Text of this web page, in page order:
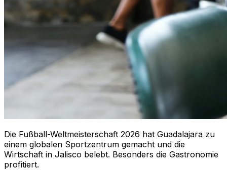
Die Fußball-Weltmeisterschaft 2026 hat Guadalajara zu
einem globalen Sportzentrum gemacht und die
Wirtschaft in Jalisco belebt. Besonders die Gastronomie
profitiert.